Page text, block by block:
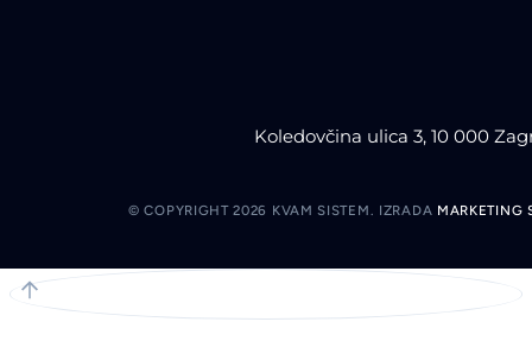
Koledovčina ulica 3, 10 000
© COPYRIGHT 2026 KVAM SISTEM. IZRADA MARKETING